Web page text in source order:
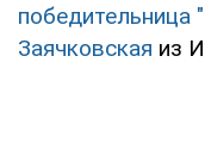
победительница
Заячковская из